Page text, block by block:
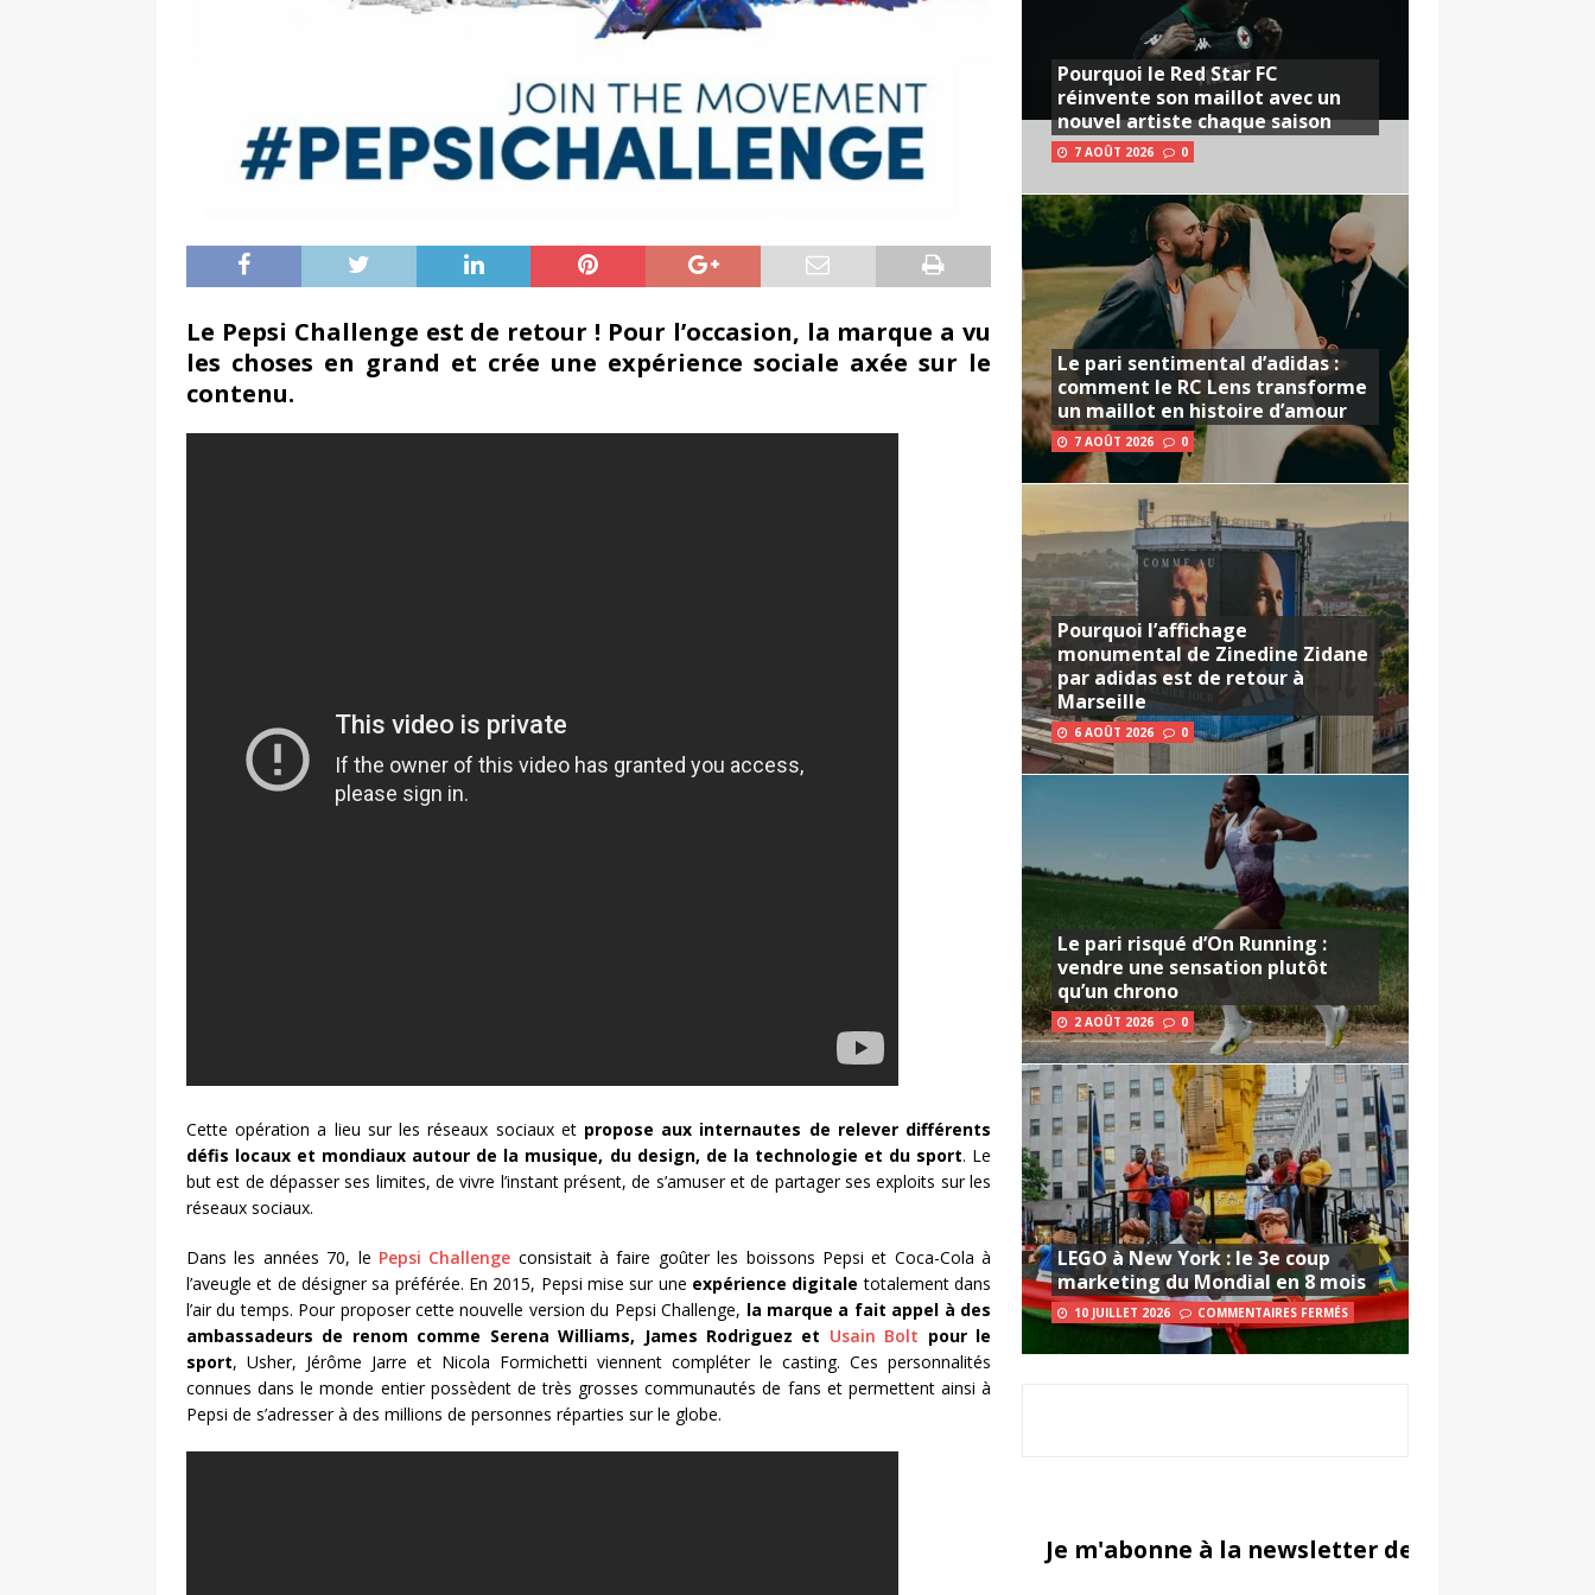
Le Pepsi Challenge est de retour ! Pour l’occasion, la marque a vu
les choses en grand et crée une expérience sociale axée sur le
contenu.
Cette opération a lieu sur les réseaux sociaux et propose aux internautes de relever différents
défis locaux et mondiaux autour de la musique, du design, de la technologie et du sport. Le
but est de dépasser ses limites, de vivre l’instant présent, de s’amuser et de partager ses exploits sur les
réseaux sociaux.
Dans les années 70, le Pepsi Challenge consistait à faire goûter les boissons Pepsi et Coca-Cola à
l’aveugle et de désigner sa préférée. En 2015, Pepsi mise sur une expérience digitale totalement dans
l’air du temps. Pour proposer cette nouvelle version du Pepsi Challenge, la marque a fait appel à des
ambassadeurs de renom comme Serena Williams, James Rodriguez et Usain Bolt pour le
sport, Usher, Jérôme Jarre et Nicola Formichetti viennent compléter le casting. Ces personnalités
connues dans le monde entier possèdent de très grosses communautés de fans et permettent ainsi à
Pepsi de s’adresser à des millions de personnes réparties sur le globe.
Pourquoi le Red Star FC
réinvente son maillot avec un
nouvel artiste chaque saison
7 AOÛT 2026 0
Le pari sentimental d’adidas :
comment le RC Lens transforme
un maillot en histoire d’amour
7 AOÛT 2026 0
Pourquoi l’affichage
monumental de Zinedine Zidane
par adidas est de retour à
Marseille
6 AOÛT 2026 0
Le pari risqué d’On Running :
vendre une sensation plutôt
qu’un chrono
2 AOÛT 2026 0
LEGO à New York : le 3e coup
marketing du Mondial en 8 mois
10 JUILLET 2026 COMMENTAIRES FERMÉS
Je m'abonne à la newsletter de